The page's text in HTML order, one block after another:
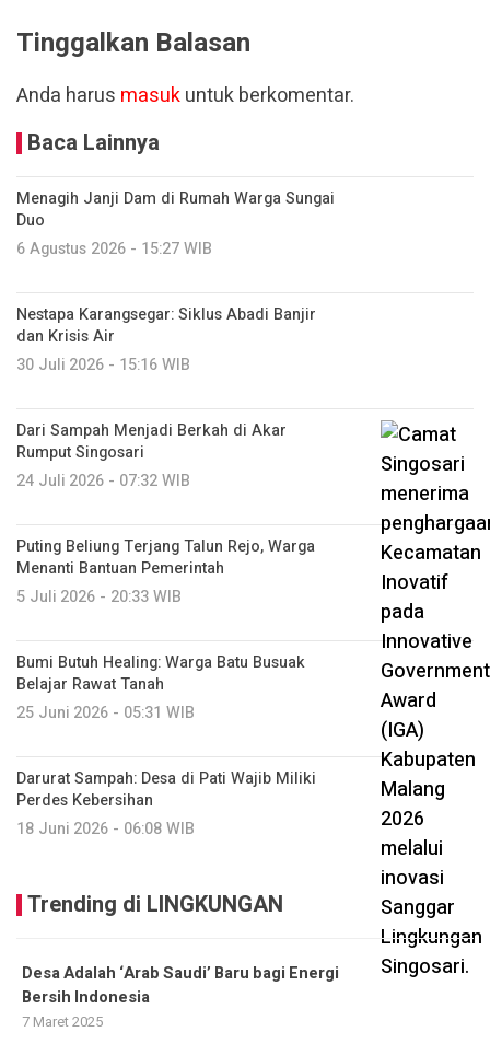
Tinggalkan Balasan
Anda harus masukuntuk berkomentar.
Baca Lainnya
Menagih Janji Dam di Rumah Warga Sungai
Duo
6 Agustus 2026 - 15:27 WIB
Nestapa Karangsegar: Siklus Abadi Banjir
dan Krisis Air
30 Juli 2026 - 15:16 WIB
Dari Sampah Menjadi Berkah di Akar
Rumput Singosari
24 Juli 2026 - 07:32 WIB
Puting Beliung Terjang Talun Rejo, Warga
Menanti Bantuan Pemerintah
5 Juli 2026 - 20:33 WIB
Bumi Butuh Healing: Warga Batu Busuak
Belajar Rawat Tanah
25 Juni 2026 - 05:31 WIB
Darurat Sampah: Desa di Pati Wajib Miliki
Perdes Kebersihan
18 Juni 2026 - 06:08 WIB
Trending di LINGKUNGAN
Desa Adalah ‘Arab Saudi’ Baru bagi Energi
Bersih Indonesia
7 Maret 2025